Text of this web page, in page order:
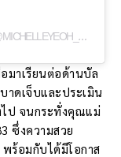
A
POST SHARED BY MICHELLE YEOH 楊紫瓊 (@MICHELLEYEOH_OFFICIAL)
อมาเรียนต่อด้านบัล
าดเจ็บและประเมิน
ไป จนกระทั่งคุณแม่
ซึ่งความสวย
ร้อมกับได้มีโอกาส